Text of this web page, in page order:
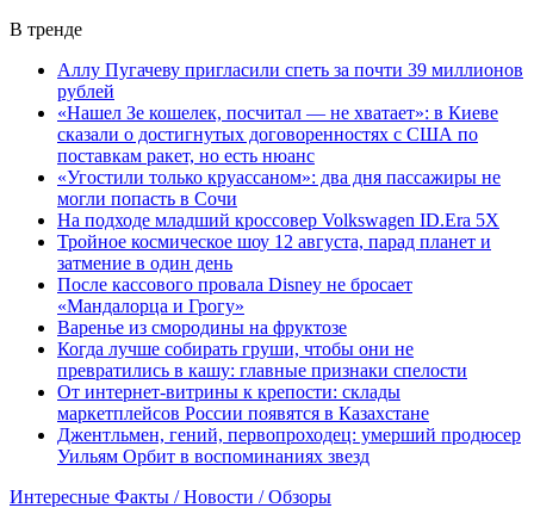
В тренде
Аллу Пугачеву пригласили спеть за почти 39 миллионов
рублей
«Нашел Зе кошелек, посчитал — не хватает»: в Киеве
сказали о достигнутых договоренностях с США по
поставкам ракет, но есть нюанс
«Угостили только круассаном»: два дня пассажиры не
могли попасть в Сочи
На подходе младший кроссовер Volkswagen ID.Era 5X
Тройное космическое шоу 12 августа, парад планет и
затмение в один день
После кассового провала Disney не бросает
«Мандалорца и Грогу»
Варенье из смородины на фруктозе
Когда лучше собирать груши, чтобы они не
превратились в кашу: главные признаки спелости
От интернет-витрины к крепости: склады
маркетплейсов России появятся в Казахстане
Джентльмен, гений, первопроходец: умерший продюсер
Уильям Орбит в воспоминаниях звезд
Интересные Факты / Новости / Обзоры